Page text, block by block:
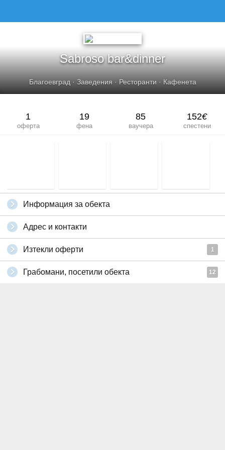
Sabroso bar&dinner
Благоевград· Заведения· Ресторанти· Кафенета
1
оферта
19
фена
85
ваучера
152€
спестени
Информация за обекта
Адрес и контакти
Изтекли оферти 1
Грабомани, посетили обекта 12